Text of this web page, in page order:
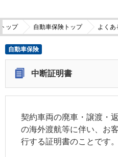
ップ 自動車保険トップ よくあ
自動車保険
中断証明書
契約車両の廃車・譲渡・
の海外渡航等に伴い、お
行する証明書のことです。